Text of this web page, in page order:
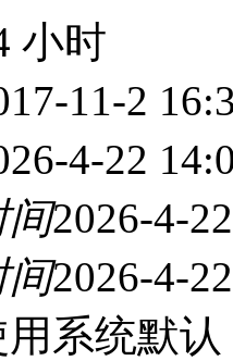
小时
11-2
4-22
间2026-4-
间2026-4-
系统默认